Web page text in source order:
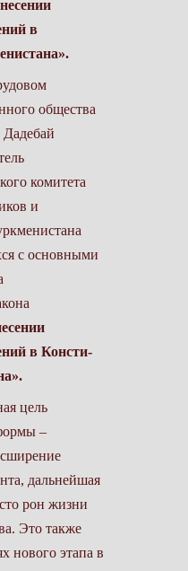
в
общества
комитета
и
с основны­ми
в Консти­
цель
–
дальнейшая
рон жизни
Это также
нового этапа в